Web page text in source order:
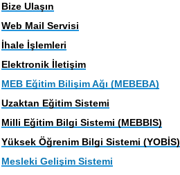
Bize Ulaşın
Web Mail Servisi
İhale İşlemleri
Elektronik İletişim
MEB Eğitim Bilişim Ağı (MEBEBA)
Uzaktan Eğitim Sistemi
Milli Eğitim Bilgi Sistemi (MEBBIS)
Yüksek Öğrenim Bilgi Sistemi (YOBİS)
Mesleki Gelişim Sistemi